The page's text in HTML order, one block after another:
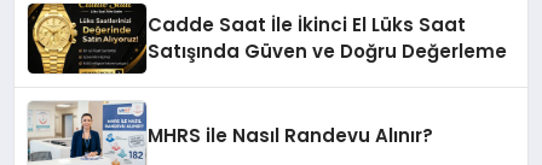
Cadde Saat İle İkinci El Lüks Saat
Satışında Güven ve Doğru Değerleme
MHRS ile Nasıl Randevu Alınır?